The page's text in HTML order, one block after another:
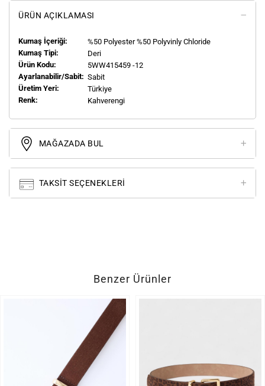
ÜRÜN AÇIKLAMASI
Kumaş İçeriği:
%50 Polyester %50 Polyvinly Chloride
Kumaş Tipi:
Deri
Ürün Kodu:
5WW415459 -12
Ayarlanabilir/Sabit: Sabit
Üretim Yeri:
Türkiye
Renk:
Kahverengi
MAĞAZADA BUL
TAKSIT SEÇENEKLERI
Benzer Ürünler